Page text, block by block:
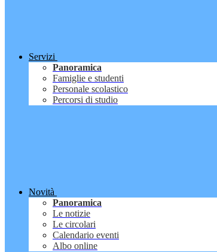
Servizi
Panoramica
Famiglie e studenti
Personale scolastico
Percorsi di studio
Novità
Panoramica
Le notizie
Le circolari
Calendario eventi
Albo online